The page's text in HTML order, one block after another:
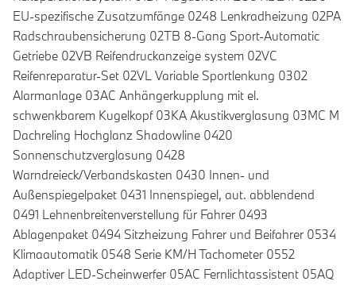
EU-spezifische Zusatzumfänge 0248 Lenkradheizung 02PA
Radschraubensicherung 02TB 8-Gang Sport-Automatic
Getriebe 02VB Reifendruckanzeige system 02VC
Reifenreparatur-Set 02VL Variable Sportlenkung 0302
Alarmanlage 03AC Anhängerkupplung mit el.
schwenkbarem Kugelkopf 03KA Akustikverglasung 03MC M
Dachreling Hochglanz Shadowline 0420
Sonnenschutzverglasung 0428
Warndreieck/Verbandskasten 0430 Innen- und
Außenspiegelpaket 0431 Innenspiegel, aut. abblendend
0491 Lehnenbreitenverstellung für Fahrer 0493
Ablagenpaket 0494 Sitzheizung Fahrer und Beifahrer 0534
Klimaautomatik 0548 Serie KM/H Tachometer 0552
Adaptiver LED-Scheinwerfer 05AC Fernlichtassistent 05AQ